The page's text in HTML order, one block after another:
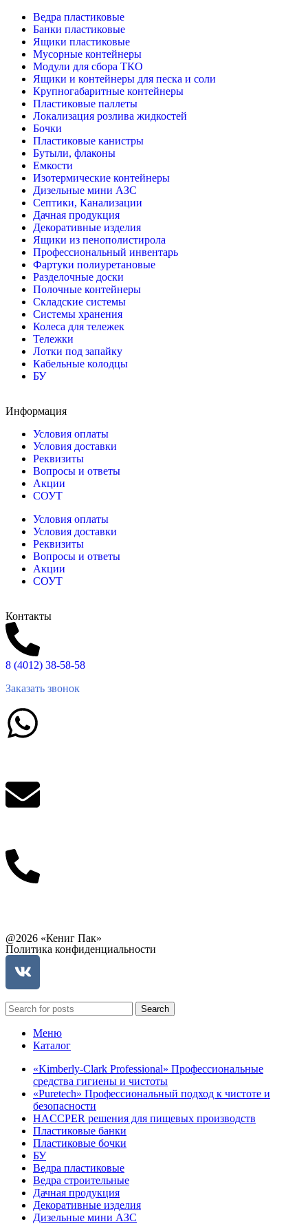
Ведра пластиковые
Банки пластиковые
Ящики пластиковые
Мусорные контейнеры
Модули для сбора ТКО
Ящики и контейнеры для песка и соли
Крупногабаритные контейнеры
Пластиковые паллеты
Локализация розлива жидкостей
Бочки
Пластиковые канистры
Бутыли, флаконы
Емкости
Изотермические контейнеры
Дизельные мини АЗС
Септики, Канализации
Дачная продукция
Декоративные изделия
Ящики из пенополистирола
Профессиональный инвентарь
Фартуки полиуретановые
Разделочные доски
Полочные контейнеры
Складские системы
Системы хранения
Колеса для тележек
Тележки
Лотки под запайку
Кабельные колодцы
БУ
Информация
Условия оплаты
Условия доставки
Реквизиты
Вопросы и ответы
Акции
СОУТ
Условия оплаты
Условия доставки
Реквизиты
Вопросы и ответы
Акции
СОУТ
Контакты
8 (4012) 38-58-58
Заказать звонок
@2026 «Кениг Пак»
Политика конфиденциальности
Search
Меню
Каталог
«Kimberly-Clark Professional» Профессиональные
средства гигиены и чистоты
«Puretech» Профессиональный подход к чистоте и
безопасности
HACCPER решения для пищевых производств
Пластиковые банки
Пластиковые бочки
БУ
Ведра пластиковые
Ведра строительные
Дачная продукция
Декоративные изделия
Дизельные мини АЗС